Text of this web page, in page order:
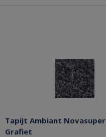
Tapijt Ambiant Novasuper
Grafiet